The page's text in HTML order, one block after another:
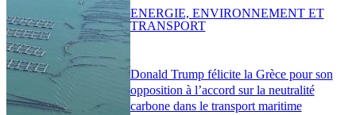
Donald Trump félicite la Grèce pour son
opposition à l’accord sur la neutralité
carbone dans le transport maritime
ENERGIE, ENVIRONNEMENT ET
TRANSPORT